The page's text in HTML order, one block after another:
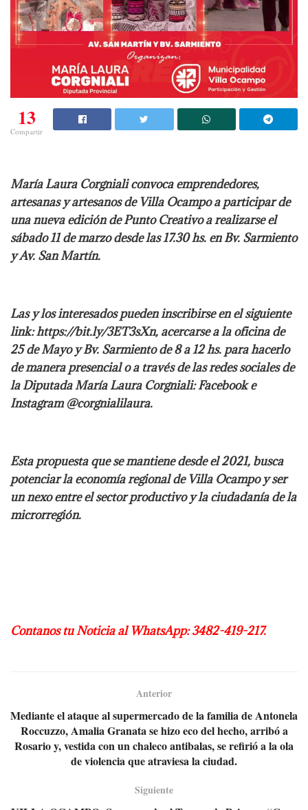
13
Compartir
María Laura Corgniali convoca emprendedores,
artesanas y artesanos de Villa Ocampo a participar de
una nueva edición de Punto Creativo a realizarse el
sábado 11 de marzo desde las 17.30 hs. en Bv. Sarmiento
y Av. San Martín.
Las y los interesados pueden inscribirse en el siguiente
link: https://bit.ly/3ET3sXn, acercarse a la oficina de
25 de Mayo y Bv. Sarmiento de 8 a 12 hs. para hacerlo
de manera presencial o a través de las redes sociales de
la Diputada María Laura Corgniali: Facebook e
Instagram @corgnialilaura.
Esta propuesta que se mantiene desde el 2021, busca
potenciar la economía regional de Villa Ocampo y ser
un nexo entre el sector productivo y la ciudadanía de la
microrregión.
Contanos tu Noticia al WhatsApp: 3482-419-217.
Anterior
Mediante el ataque al supermercado de la familia de Antonela
Roccuzzo, Amalia Granata se hizo eco del hecho, arribó a
Rosario y, vestida con un chaleco antibalas, se refirió a la ola
de violencia que atraviesa la ciudad.
Siguiente